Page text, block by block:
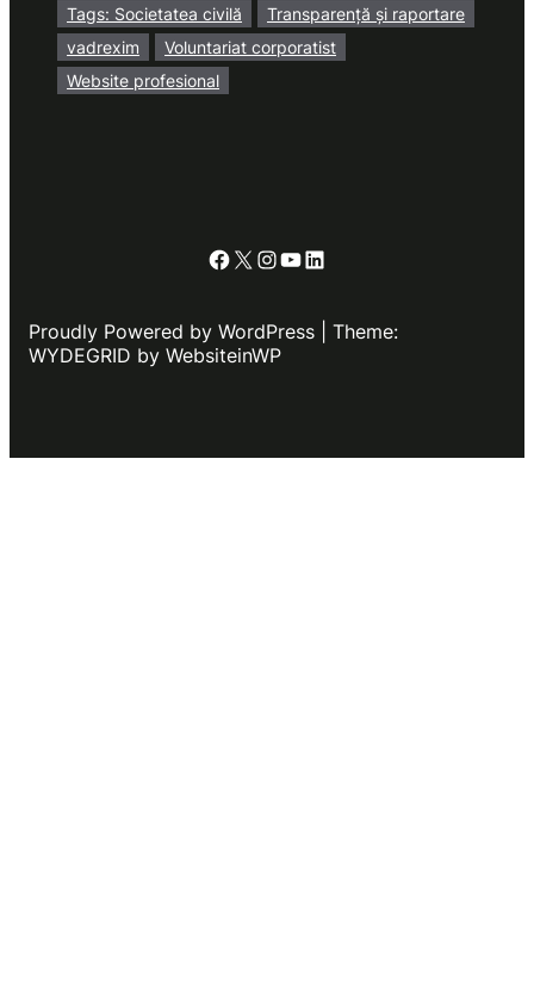
Tags: Societatea civilă
Transparență și raportare
vadrexim
Voluntariat corporatist
Website profesional
Facebook
X Instagram
YouTube
LinkedIn
Proudly Powered by WordPress | Theme:
WYDEGRID by WebsiteinWP